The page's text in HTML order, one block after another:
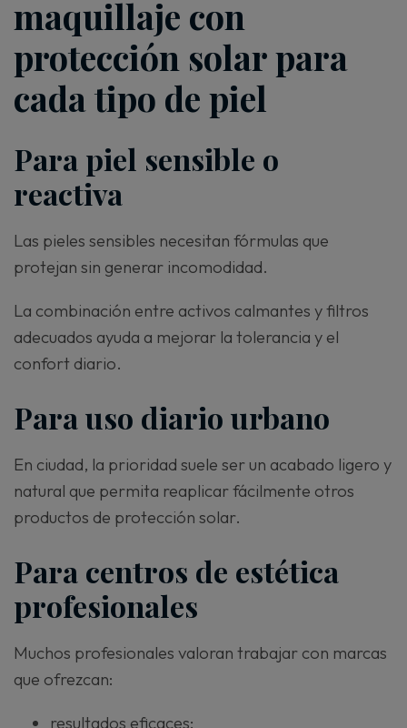
maquillaje con
protección solar para
cada tipo de piel
Para piel sensible o
reactiva
Las pieles sensibles necesitan fórmulas que
protejan sin generar incomodidad.
La combinación entre activos calmantes y filtros
adecuados ayuda a mejorar la tolerancia y el
confort diario.
Para uso diario urbano
En ciudad, la prioridad suele ser un acabado ligero y
natural que permita reaplicar fácilmente otros
productos de protección solar.
Para centros de estética
profesionales
Muchos profesionales valoran trabajar con marcas
que ofrezcan:
resultados eficaces;